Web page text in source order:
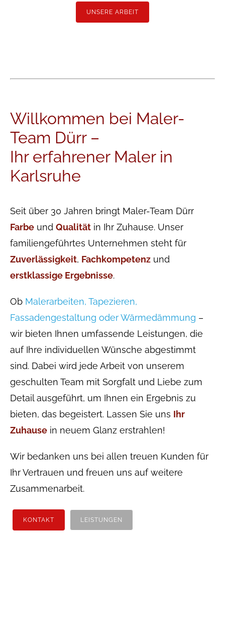
UNSERE ARBEIT
Willkommen bei Maler-
Team Dürr –
Ihr erfahrener Maler in
Karlsruhe
Seit über 30 Jahren bringt Maler-Team Dürr
Farbe und Qualität in Ihr Zuhause. Unser
familiengeführtes Unternehmen steht für
Zuverlässigkeit, Fachkompetenz und
erstklassige Ergebnisse.
Ob Malerarbeiten, Tapezieren,
Fassadengestaltung oder Wärmedämmung –
wir bieten Ihnen umfassende Leistungen, die
auf Ihre individuellen Wünsche abgestimmt
sind. Dabei wird jede Arbeit von unserem
geschulten Team mit Sorgfalt und Liebe zum
Detail ausgeführt, um Ihnen ein Ergebnis zu
bieten, das begeistert. Lassen Sie uns Ihr
Zuhause in neuem Glanz erstrahlen!
Wir bedanken uns bei allen treuen Kunden für
Ihr Vertrauen und freuen uns auf weitere
Zusammenarbeit.
KONTAKT LEISTUNGEN